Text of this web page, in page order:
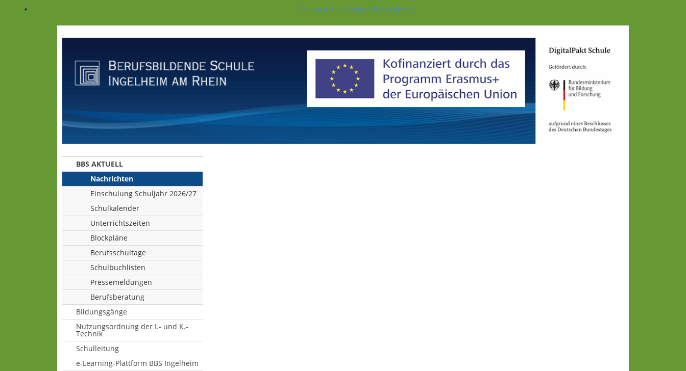
Skip to main content (Press Enter).
BBS AKTUELL
Nachrichten
Einschulung Schuljahr 2026/27
Schulkalender
Unterrichtszeiten
Blockpläne
Berufsschultage
Schulbuchlisten
Pressemeldungen
Berufsberatung
Bildungsgänge
Nutzungsordnung der I.- und K.-
Technik
Schulleitung
e-Learning-Plattform BBS Ingelheim